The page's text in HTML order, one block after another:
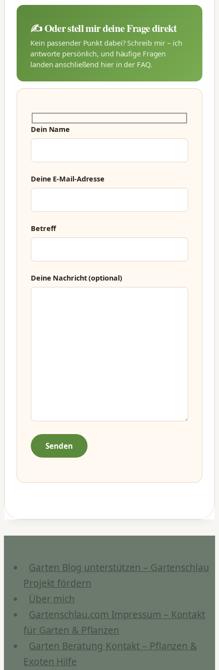
✍️ Oder stell mir deine Frage direkt
Kein passender Punkt dabei? Schreib mir – ich
antworte persönlich, und häufige Fragen
landen anschließend hier in der FAQ.
Dein Name
Deine E-Mail-Adresse
Betreff
Deine Nachricht (optional)
Garten Blog unterstützen – Gartenschlau
Projekt fördern
Über mich
Gartenschlau.com Impressum – Kontakt
für Garten & Pflanzen
Garten Beratung Kontakt – Pflanzen &
Exoten Hilfe